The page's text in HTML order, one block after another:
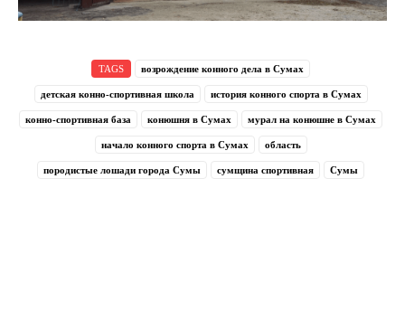
TAGS возрождение конного дела в Сумах
детская конно-спортивная школа история конного спорта в Сумах
конно-спортивная база конюшня в Сумах мурал на конюшне в Сумах
начало конного спорта в Сумах область
породистые лошади города Сумы сумщина спортивная Сумы